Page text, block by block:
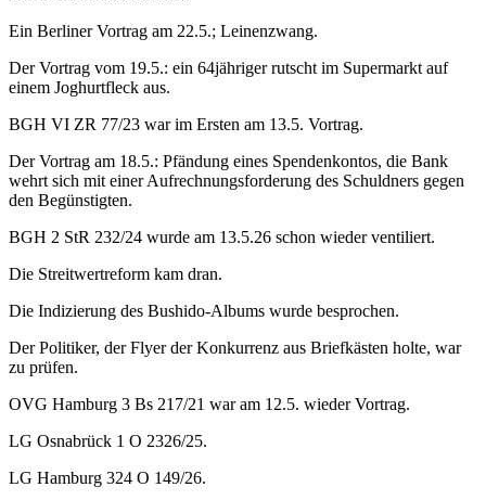
Ein Berliner Vortrag am 22.5.; Leinenzwang.
Der Vortrag vom 19.5.: ein 64jähriger rutscht im Supermarkt auf
einem Joghurtfleck aus.
BGH VI ZR 77/23 war im Ersten am 13.5. Vortrag.
Der Vortrag am 18.5.: Pfändung eines Spendenkontos, die Bank
wehrt sich mit einer Aufrechnungsforderung des Schuldners gegen
den Begünstigten.
BGH 2 StR 232/24 wurde am 13.5.26 schon wieder ventiliert.
Die Streitwertreform kam dran.
Die Indizierung des Bushido-Albums wurde besprochen.
Der Politiker, der Flyer der Konkurrenz aus Briefkästen holte, war
zu prüfen.
OVG Hamburg 3 Bs 217/21 war am 12.5. wieder Vortrag.
LG Osnabrück 1 O 2326/25.
LG Hamburg 324 O 149/26.